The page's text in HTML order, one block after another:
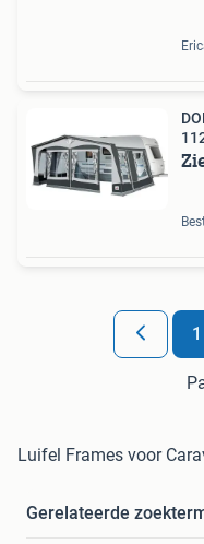
1
Luifel Frames voor
Gerelateerde